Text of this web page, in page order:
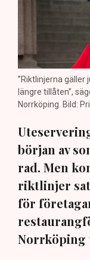
”Riktlinjerna gäller
längre tillåten”,
Norrköping. Bild:
början av
rad. Men
riktlinjer
för
Norrköping